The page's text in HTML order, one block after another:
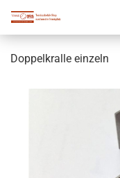
Doppelkralle einzeln